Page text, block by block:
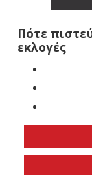
Πότε
εκλογές